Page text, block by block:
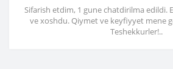
Sifarish etdim, 1 gune chatdirilma edildi.
ve xoshdu. Qiymet ve keyfiyyet mene
Teshekkurler!..